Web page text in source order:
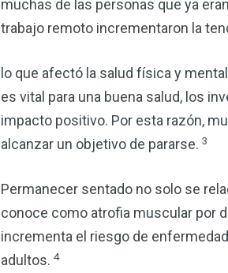
muchas de las personas que ya
trabajo remoto incrementaron la
lo que afectó la salud física y
es vital para una buena salud, los
impacto positivo. Por esta razón,
alcanzar un objetivo de pararse. 3
Permanecer sentado no solo se
conoce como atrofia muscular por
incrementa el riesgo de
adultos. 4